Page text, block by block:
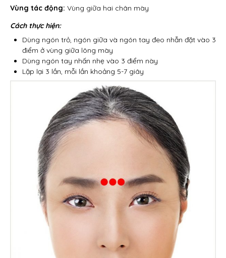
Vùng tác động: Vùng giữa hai chân mày
Cách thực hiện:
Dùng ngón trỏ, ngón giữa và ngón tay đeo nhẫn đặt vào 3
điểm ở vùng giữa lông mày
Dùng ngón tay nhấn nhẹ vào 3 điểm này
Lặp lại 3 lần, mỗi lần khoảng 5-7 giây